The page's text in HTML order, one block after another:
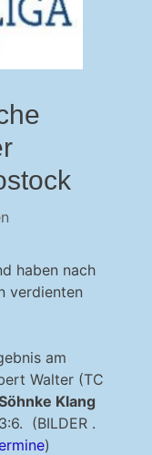
haben nach
verdienten
am
Walter (TC
Klang
(BILDER .
)